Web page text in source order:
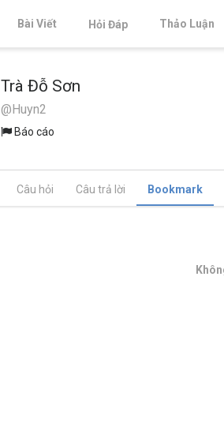
Bài Viết Hỏi Đáp Thảo Luận
Trà Đỗ Sơn
@Huyn2
Báo cáo
Câu hỏi Câu trả lời Bookmark